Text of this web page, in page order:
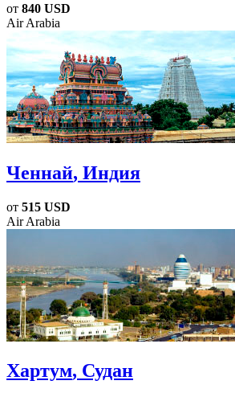
от 840 USD
Air Arabia
Ченнай, Индия
от 515 USD
Air Arabia
Хартум, Судан